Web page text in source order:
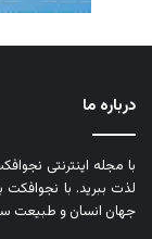
درباره ما
با مجله اینترنتی
لذت ببرید. با
جهان انسان و طبیعت